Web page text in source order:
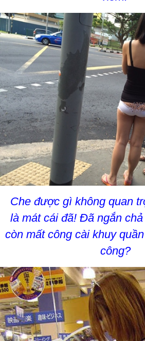
Che được gì không quan
là mát cái đã! Đã ngắn
còn mất công cài khuy
công?